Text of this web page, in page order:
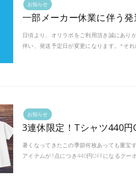
お知らせ
一部メーカー休業に伴う
日頃より、オリラボをご利用頂き誠にあり
伴い、発送予定日が変更になります。*そ
お知らせ
3連休限定！Tシャツ440円
暑くなってきたこの季節何枚あっても重宝
アイテムが1点につき440円OFFになるクー